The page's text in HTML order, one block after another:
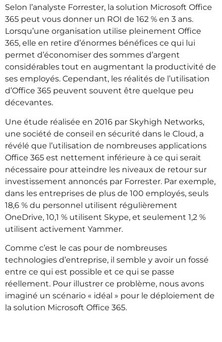
Selon l’analyste Forrester, la solution Microsoft Office
365 peut vous donner un ROI de 162 % en 3 ans.
Lorsqu’une organisation utilise pleinement Office
365, elle en retire d’énormes bénéfices ce qui lui
permet d’économiser des sommes d’argent
considérables tout en augmentant la productivité de
ses employés. Cependant, les réalités de l’utilisation
d’Office 365 peuvent souvent être quelque peu
décevantes.
Une étude réalisée en 2016 par Skyhigh Networks,
une société de conseil en sécurité dans le Cloud, a
révélé que l’utilisation de nombreuses applications
Office 365 est nettement inférieure à ce qui serait
nécessaire pour atteindre les niveaux de retour sur
investissement annoncés par Forrester. Par exemple,
dans les entreprises de plus de 100 employés, seuls
18,6 % du personnel utilisent régulièrement
OneDrive, 10,1 % utilisent Skype, et seulement 1,2 %
utilisent activement Yammer.
Comme c’est le cas pour de nombreuses
technologies d’entreprise, il semble y avoir un fossé
entre ce qui est possible et ce qui se passe
réellement. Pour illustrer ce problème, nous avons
imaginé un scénario « idéal » pour le déploiement de
la solution Microsoft Office 365.